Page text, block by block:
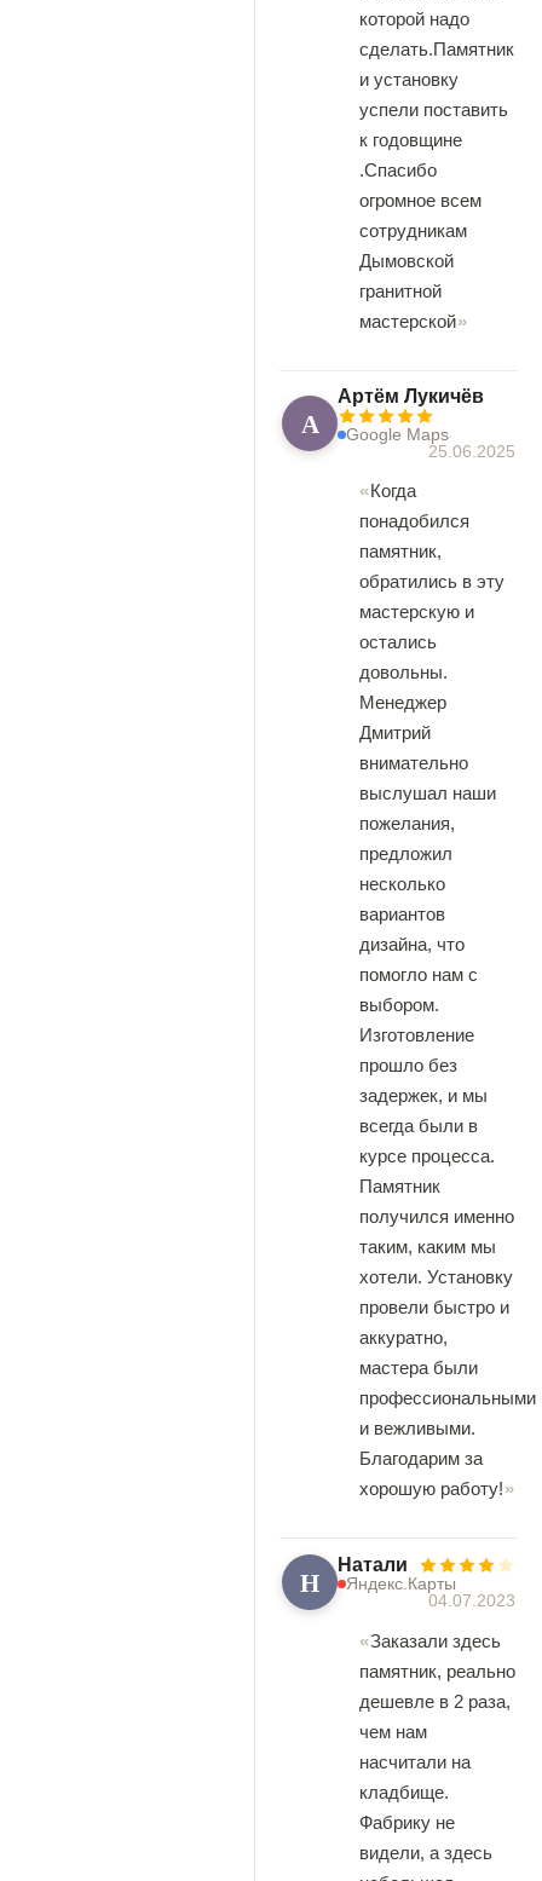
которой надо
сделать.Памятник
и установку
успели поставить
к годовщине
.Спасибо
огромное всем
сотрудникам
Дымовской
гранитной
мастерской
А
Артём Лукичёв
Google Maps
25.06.2025
Когда
понадобился
памятник,
обратились в эту
мастерскую и
остались
довольны.
Менеджер
Дмитрий
внимательно
выслушал наши
пожелания,
предложил
несколько
вариантов
дизайна, что
помогло нам с
выбором.
Изготовление
прошло без
задержек, и мы
всегда были в
курсе процесса.
Памятник
получился именно
таким, каким мы
хотели. Установку
провели быстро и
аккуратно,
мастера были
профессиональными
и вежливыми.
Благодарим за
хорошую работу!
Н Натали
Яндекс.Карты
04.07.2023
Заказали здесь
памятник, реально
дешевле в 2 раза,
чем нам
насчитали на
кладбище.
Фабрику не
видели, а здесь